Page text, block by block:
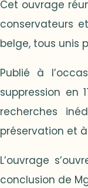
Cet ouvrage
conservateurs
belge, tous unis
Publié à
suppression en
recherches
préservation et
L’ouvrage
conclusion de